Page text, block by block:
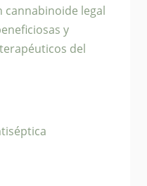
cannabinoide legal
y
del